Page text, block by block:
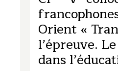
Orient «
l’épreuve.
dans